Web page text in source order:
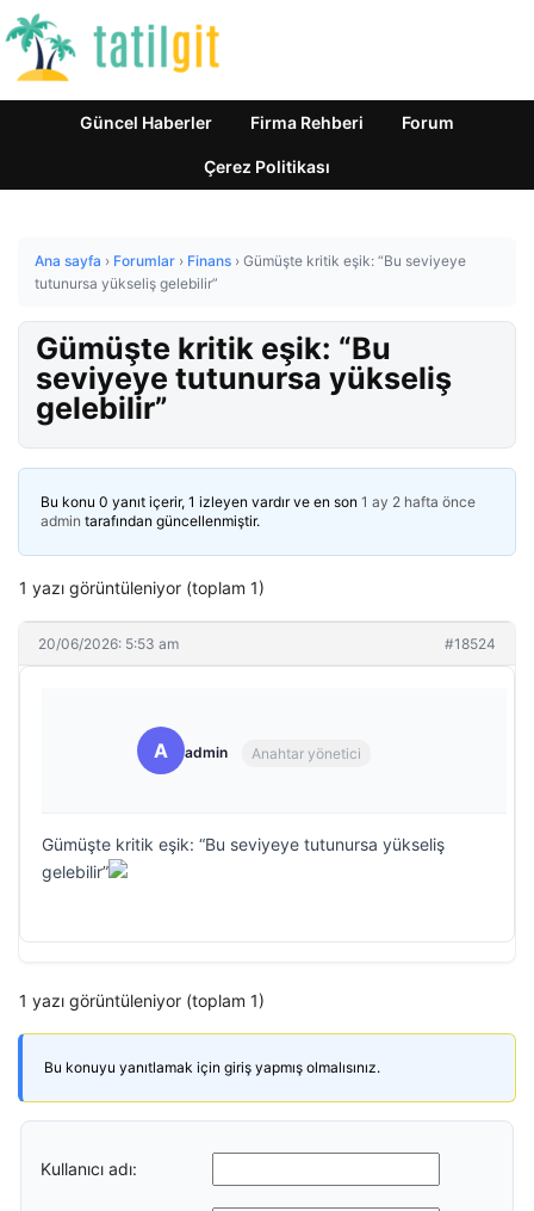
Güncel Haberler Firma Rehberi Forum
Çerez Politikası
Ana sayfa › Forumlar › Finans › Gümüşte kritik eşik: “Bu seviyeye
tutunursa yükseliş gelebilir”
Gümüşte kritik eşik: “Bu
seviyeye tutunursa yükseliş
gelebilir”
Bu konu 0 yanıt içerir, 1 izleyen vardır ve en son 1 ay 2 hafta önce
admin tarafından güncellenmiştir.
1 yazı görüntüleniyor (toplam 1)
20/06/2026: 5:53 am #18524
A admin Anahtar yönetici
Gümüşte kritik eşik: “Bu seviyeye tutunursa yükseliş
gelebilir”
1 yazı görüntüleniyor (toplam 1)
Bu konuyu yanıtlamak için giriş yapmış olmalısınız.
Kullanıcı adı: